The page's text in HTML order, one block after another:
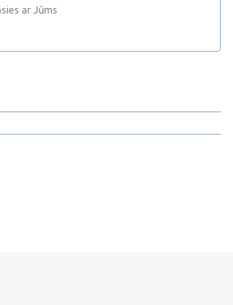
ar Jūms